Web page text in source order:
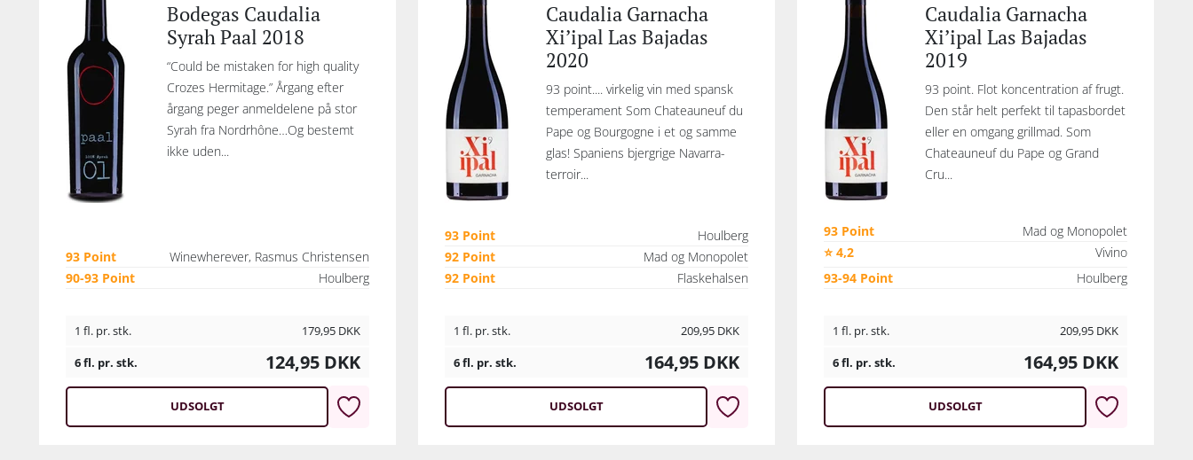
Bodegas Caudalia
Syrah Paal 2018
“Could be mistaken for high quality
Crozes Hermitage.” Årgang efter
årgang peger anmeldelene på stor
Syrah fra Nordrhône…Og bestemt
ikke uden...
93 Point
Winewherever, Rasmus Christensen
90-93 Point
Houlberg
1 fl. pr. stk. 179,95 DKK
6 fl. pr. stk.
124,95 DKK
UDSOLGT
Caudalia Garnacha
Xi’ipal Las Bajadas
2020
93 point.... virkelig vin med spansk
temperament Som Chateauneuf du
Pape og Bourgogne i et og samme
glas! Spaniens bjergrige Navarra-
terroir...
93 Point
Houlberg
92 Point
Mad og Monopolet
92 Point
Flaskehalsen
1 fl. pr. stk. 209,95 DKK
6 fl. pr. stk.
164,95 DKK
UDSOLGT
Caudalia Garnacha
Xi’ipal Las Bajadas
2019
93 point. Flot koncentration af frugt.
Den står helt perfekt til tapasbordet
eller en omgang grillmad. Som
Chateauneuf du Pape og Grand
Cru...
93 Point
Mad og Monopolet
⭐ 4,2
Vivino
93-94 Point
Houlberg
1 fl. pr. stk. 209,95 DKK
6 fl. pr. stk.
164,95 DKK
UDSOLGT